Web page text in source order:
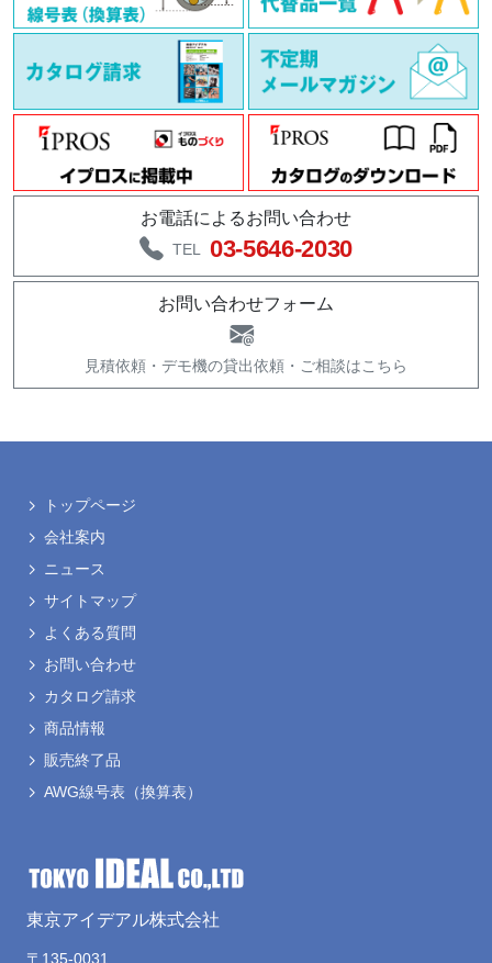
お電話によるお問い合わせ
TEL 03-5646-2030
お問い合わせフォーム
見積依頼・ デモ機の貸出依頼・ ご相談はこちら
東京アイデアル株式会社
〒135-0031
トップページ
会社案内
ニュース
サイトマップ
よくある質問
お問い合わせ
カタログ請求
商品情報
販売終了品
AWG線号表 （換算表）